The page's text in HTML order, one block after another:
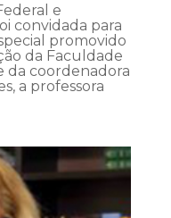
e
convidada para
promovido
da Faculdade
da coordenadora
a professora